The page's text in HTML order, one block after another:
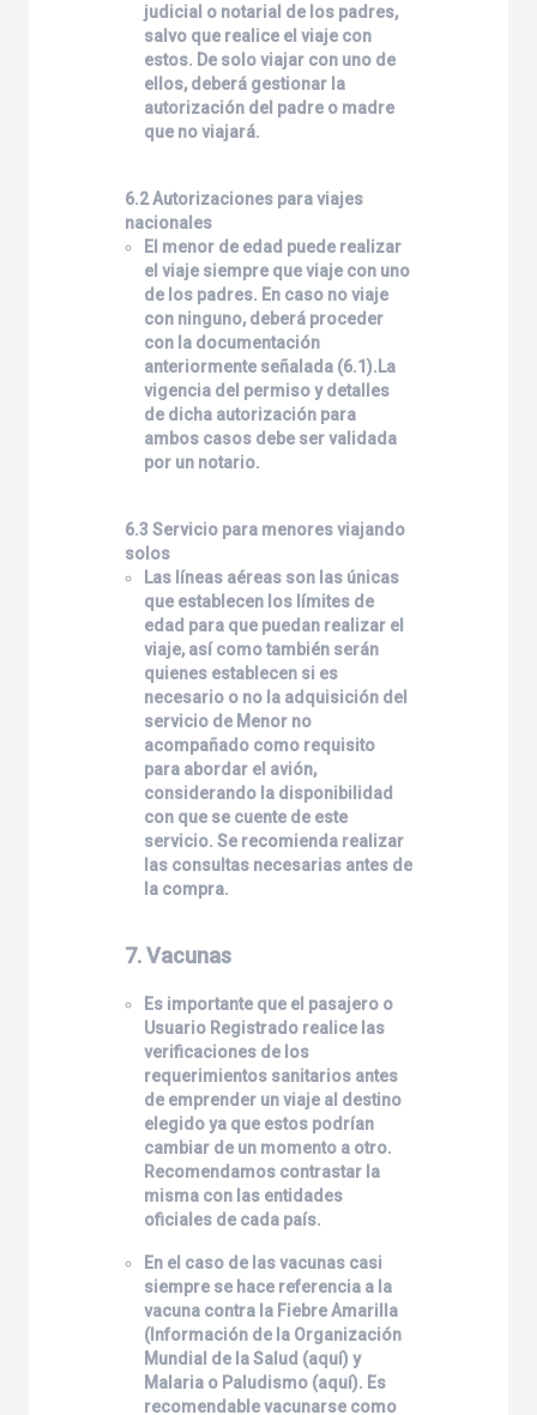
judicial o notarial de los padres,
salvo que realice el viaje con
estos. De solo viajar con uno de
ellos, deberá gestionar la
autorización del padre o madre
que no viajará.
6.2 Autorizaciones para viajes
nacionales
El menor de edad puede realizar
el viaje siempre que viaje con uno
de los padres. En caso no viaje
con ninguno, deberá proceder
con la documentación
anteriormente señalada (6.1).La
vigencia del permiso y detalles
de dicha autorización para
ambos casos debe ser validada
por un notario.
6.3 Servicio para menores viajando
solos
Las líneas aéreas son las únicas
que establecen los límites de
edad para que puedan realizar el
viaje, así como también serán
quienes establecen si es
necesario o no la adquisición del
servicio de Menor no
acompañado como requisito
para abordar el avión,
considerando la disponibilidad
con que se cuente de este
servicio. Se recomienda realizar
las consultas necesarias antes de
la compra.
7. Vacunas
Es importante que el pasajero o
Usuario Registrado realice las
verificaciones de los
requerimientos sanitarios antes
de emprender un viaje al destino
elegido ya que estos podrían
cambiar de un momento a otro.
Recomendamos contrastar la
misma con las entidades
oficiales de cada país.
En el caso de las vacunas casi
siempre se hace referencia a la
vacuna contra la Fiebre Amarilla
(Información de la Organización
Mundial de la Salud (aquí) y
Malaria o Paludismo (aquí). Es
recomendable vacunarse como